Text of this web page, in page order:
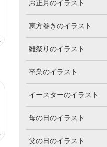
お正月のイラスト
恵方巻きのイラスト
雛祭りのイラスト
卒業のイラスト
イースターのイラスト
母の日のイラスト
父の日のイラスト